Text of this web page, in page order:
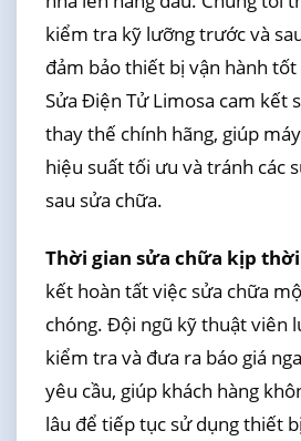
kiểm tra kỹ lưỡng trước và
đảm bảo thiết bị vận hành
Sửa Điện Tử Limosa cam kết
thay thế chính hãng, giúp
hiệu suất tối ưu và tránh các
sau sửa chữa.
Thời gian sửa chữa kịp
kết hoàn tất việc sửa chữa
chóng. Đội ngũ kỹ thuật viên
kiểm tra và đưa ra báo giá
yêu cầu, giúp khách hàng
lâu để tiếp tục sử dụng thiết